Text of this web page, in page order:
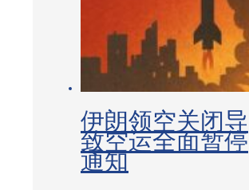
伊朗领空关闭导
致空运全面暂停
通知